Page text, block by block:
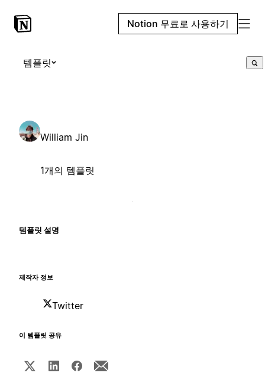
Notion 무료로 사용하기
템플릿
William Jin
1개의 템플릿
템플릿 설명
제작자 정보
Twitter
이 템플릿 공유